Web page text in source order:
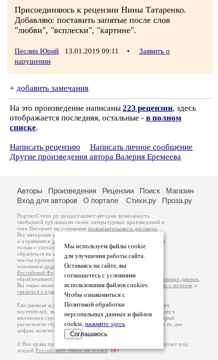
Присоединяюсь к рецензии Нины Татаренко.
Добавляю: поставить запятые после слов
"любви", "всплески", "картине".
Песлин Юрий 13.01.2019 09:11 •
Заявить о
нарушении
+ добавить замечания
На это произведение написаны 223 рецензии, здесь
отображается последняя, остальные - в полном
списке.
Написать рецензию
Написать личное сообщение
Другие произведения автора Валерия Еремеева
Мы используем файлы cookie
для улучшения работы сайта.
Оставаясь на сайте, вы
соглашаетесь с условиями
использования файлов cookies.
Чтобы ознакомиться с
Политикой обработки
персональных данных и файлов
cookie, нажмите здесь.
Соглашаюсь
Авторы Произведения Рецензии Поиск
Магазин
Вход для авторов
О портале Стихи.ру Проза.ру
Портал Стихи.ру предоставляет авторам возможность
свободной публикации своих литературных произведений в
сети Интернет на основаниипользовательского договора
Все авторские права на произведения принадлежат авторам
и охраняются законом
. Перепечатка произведений возможна
только с согласия его автора, к которому вы можете
обратиться на его авторской странице. Ответственность за
тексты произведений авторы несут самостоятельно на
основанииправил публикацииизаконодательства
Российской Федерации
обрабатываются на основанииПолитики обработки персональных данных
Вы также можете посмотреть более подробнуюинформацию о портале и
связаться с администрацией
Ежедневная аудитория портала Стихи.ру – порядка 200 тысяч
посетителей, которые в общей сумме просматривают более двух
миллионов страниц по данным счетчика посещаемости, который
расположен справа от этого текста. В каждой графе указано по две
цифры: количество просмотров и количество посетителей.
© Все права принадлежат авторам, 2000-2026. Портал работает под
эгидойРоссийского союза писателей.18+